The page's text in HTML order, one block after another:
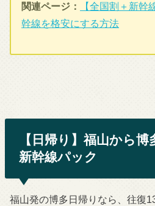
関連ページ：
【全国割＋新幹
幹線を格安にする方法
【日帰り】福山から
新幹線パック
福山発の博多日帰りなら、往復